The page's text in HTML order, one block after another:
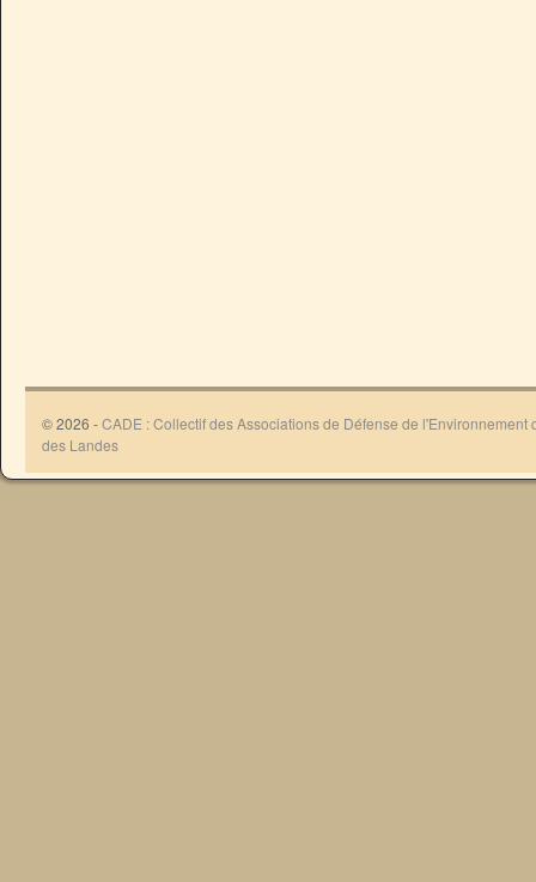
© 2026 -CADE : Collectif des Associations de Défense de l'Environnement
des Landes